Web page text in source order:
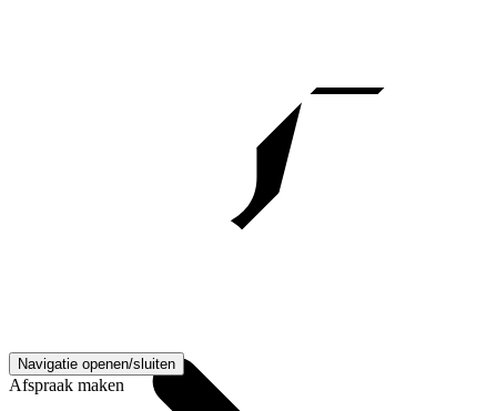
Navigatie openen/sluiten
Afspraak maken